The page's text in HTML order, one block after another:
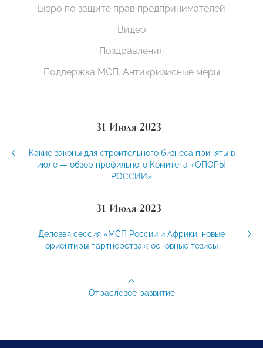
Бюро по защите прав предпринимателей
Видео
Поздравления
Поддержка МСП. Антикризисные меры
31 Июля 2023
Какие законы для строительного бизнеса приняты в
июле — обзор профильного Комитета «ОПОРЫ
РОССИИ»
31 Июля 2023
Деловая сессия «МСП России и Африки: новые
ориентиры партнерства»: основные тезисы
Отраслевое развитие